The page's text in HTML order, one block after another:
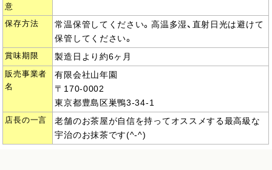
意
保存方法
常温保管してください。高温多湿、直射日光は避けて
保管してください。
賞味期限 製造日より約6ヶ月
販売事業者
名
有限会社山年園
〒170-0002
東京都豊島区巣鴨3-34-1
店長の一言
老舗のお茶屋が自信を持ってオススメする最高級な
宇治のお抹茶です(^-^)